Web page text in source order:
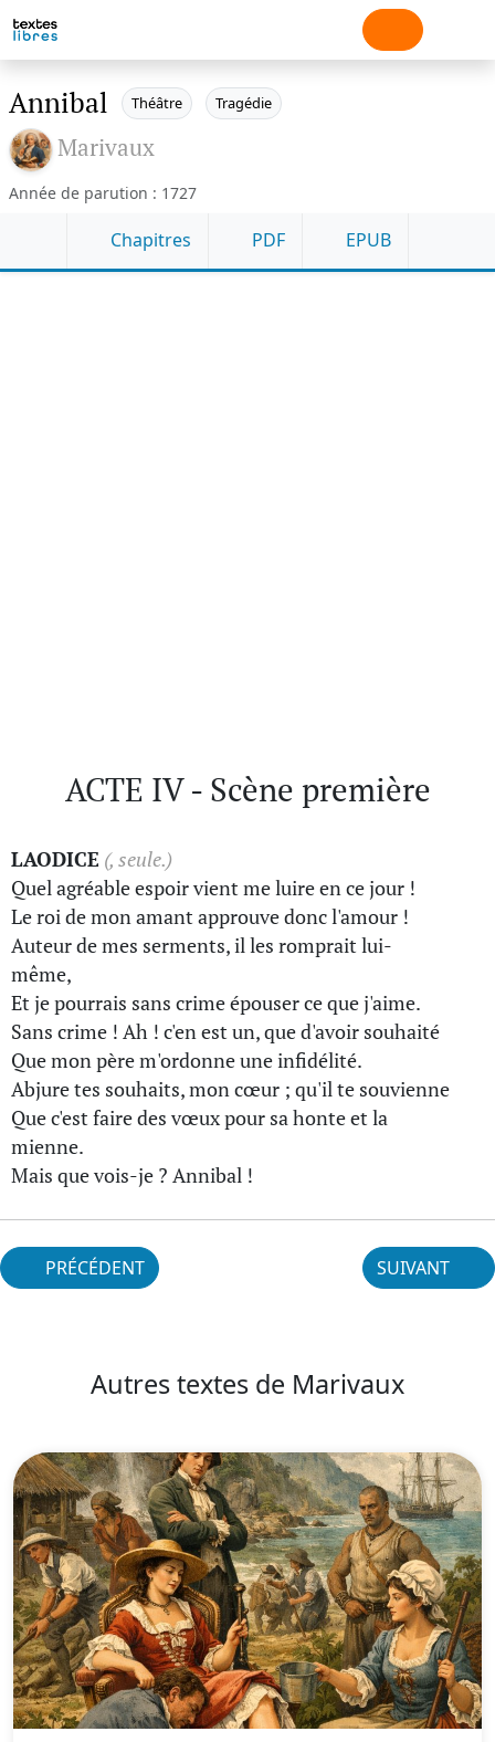
Annibal Théâtre Tragédie
Marivaux
Année de parution : 1727
Chapitres PDF EPUB
ACTE IV - Scène première
LAODICE (, seule.)
Quel agréable espoir vient me luire en ce jour !
Le roi de mon amant approuve donc l'amour !
Auteur de mes serments, il les romprait lui-
même,
Et je pourrais sans crime épouser ce que j'aime.
Sans crime ! Ah ! c'en est un, que d'avoir souhaité
Que mon père m'ordonne une infidélité.
Abjure tes souhaits, mon cœur ; qu'il te souvienne
Que c'est faire des vœux pour sa honte et la
mienne.
Mais que vois-je ? Annibal !
PRÉCÉDENT SUIVANT
Autres textes de Marivaux